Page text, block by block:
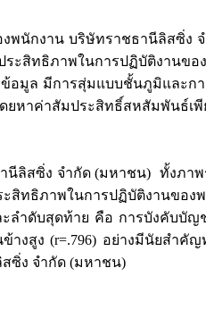
งพนักงาน บริษัทราชธานีลิส
ะสิทธิภาพในการปฏิบัติงาน
มูล มีการสุ่มแบบชั้นภูมิและก
หาค่าสัมประสิทธิ์สหสัมพันธ์เ
นีลิสซิ่ง จำกัด (มหาชน) ทั้งภ
ทธิภาพในการปฏิบัติงานข
ำดับสุดท้าย คือ การบังคับบั
สูง (r=.796) อย่างมีนัยสำคั
ซิ่ง จำกัด (มหาชน)